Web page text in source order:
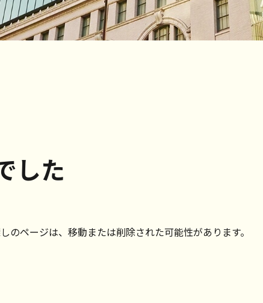
した
のページは、移動または削除された可能性があります。